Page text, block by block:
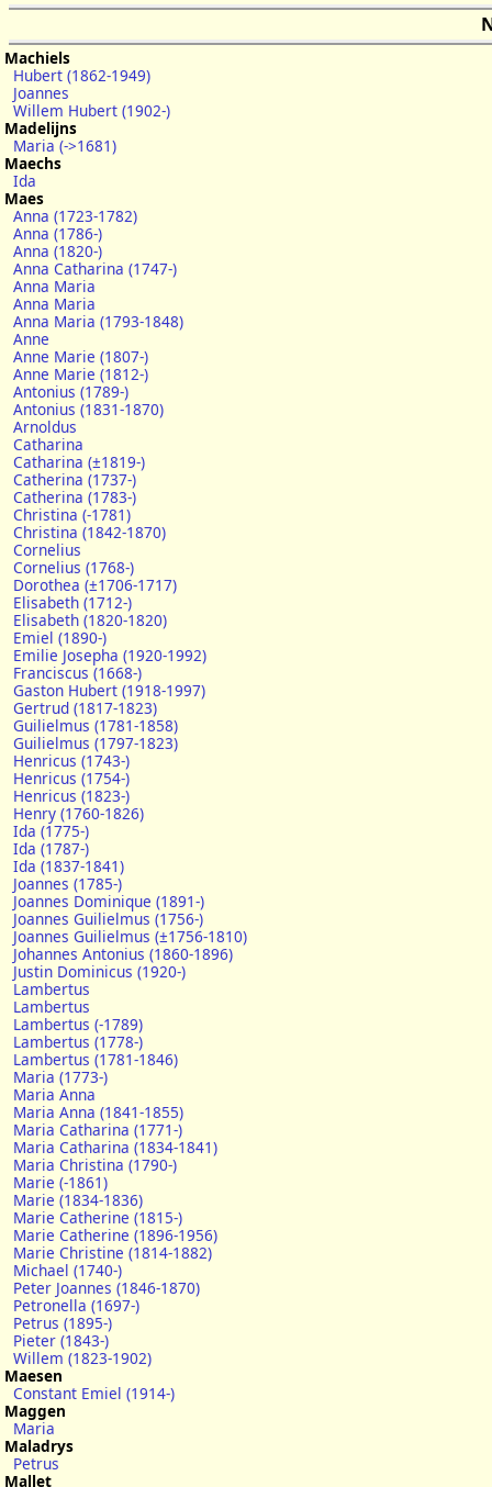
Machiels
Hubert (1862-1949)
Joannes
Willem Hubert (1902-)
Madelijns
Maria (->1681)
Maechs
Ida
Maes
Anna (1723-1782)
Anna (1786-)
Anna (1820-)
Anna Catharina (1747-)
Anna Maria
Anna Maria
Anna Maria (1793-1848)
Anne
Anne Marie (1807-)
Anne Marie (1812-)
Antonius (1789-)
Antonius (1831-1870)
Arnoldus
Catharina
Catharina (±1819-)
Catherina (1737-)
Catherina (1783-)
Christina (-1781)
Christina (1842-1870)
Cornelius
Cornelius (1768-)
Dorothea (±1706-1717)
Elisabeth (1712-)
Elisabeth (1820-1820)
Emiel (1890-)
Emilie Josepha (1920-1992)
Franciscus (1668-)
Gaston Hubert (1918-1997)
Gertrud (1817-1823)
Guilielmus (1781-1858)
Guilielmus (1797-1823)
Henricus (1743-)
Henricus (1754-)
Henricus (1823-)
Henry (1760-1826)
Ida (1775-)
Ida (1787-)
Ida (1837-1841)
Joannes (1785-)
Joannes Dominique (1891-)
Joannes Guilielmus (1756-)
Joannes Guilielmus (±1756-1810)
Johannes Antonius (1860-1896)
Justin Dominicus (1920-)
Lambertus
Lambertus
Lambertus (-1789)
Lambertus (1778-)
Lambertus (1781-1846)
Maria (1773-)
Maria Anna
Maria Anna (1841-1855)
Maria Catharina (1771-)
Maria Catharina (1834-1841)
Maria Christina (1790-)
Marie (-1861)
Marie (1834-1836)
Marie Catherine (1815-)
Marie Catherine (1896-1956)
Marie Christine (1814-1882)
Michael (1740-)
Peter Joannes (1846-1870)
Petronella (1697-)
Petrus (1895-)
Pieter (1843-)
Willem (1823-1902)
Maesen
Constant Emiel (1914-)
Maggen
Maria
Maladrys
Petrus
Mallet